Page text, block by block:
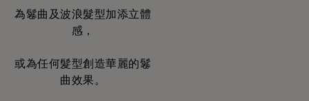
為鬈曲及波浪髮型加添立體
感，
或為任何髮型創造華麗的鬈
曲效果。